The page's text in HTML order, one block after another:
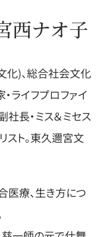
西ナオ子
化)、総合社会文化
ライフプロファイ
社長・ミス＆ミセス
スト。東久邇宮文
医療、生き方につ